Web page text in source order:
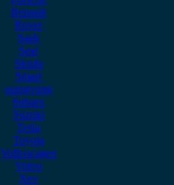
Renault
Rover
Saab
Seat
Skoda
Smart
ssangyong
Subaru
Suzuki
Tesla
Toyota
Volkswagen
Volvo
Xev